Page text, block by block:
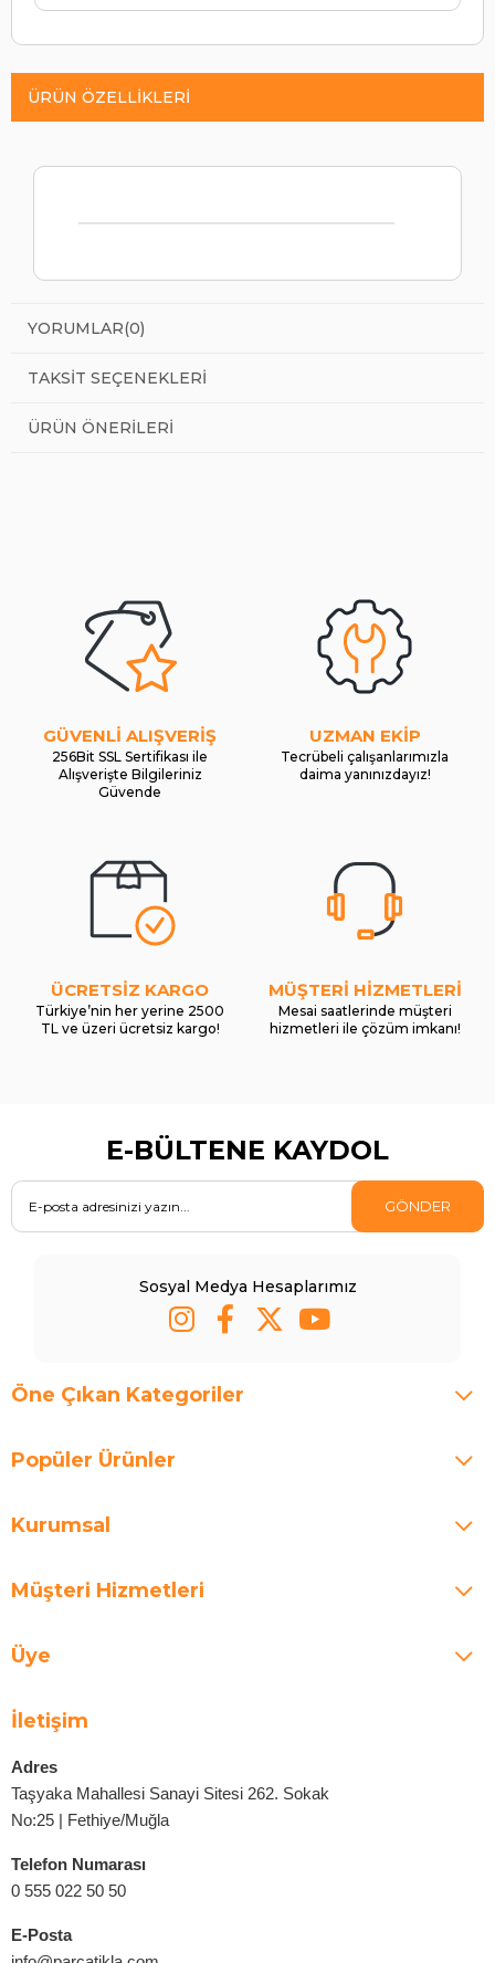
ÜRÜN ÖZELLIKLERI
YORUMLAR(0)
TAKSIT SEÇENEKLERI
ÜRÜN ÖNERILERI
GÜVENLİ ALIŞVERİŞ
256Bit SSL Sertifikası ile
Alışverişte Bilgileriniz
Güvende
UZMAN EKİP
Tecrübeli çalışanlarımızla
daima yanınızdayız!
ÜCRETSİZ KARGO
Türkiye’nin her yerine 2500
TL ve üzeri ücretsiz kargo!
MÜŞTERİ HİZMETLERİ
Mesai saatlerinde müşteri
hizmetleri ile çözüm imkanı!
E-BÜLTENE KAYDOL
GÖNDER
Sosyal Medya Hesaplarımız
Öne Çıkan Kategoriler
Popüler Ürünler
Kurumsal
Müşteri Hizmetleri
Üye
İletişim
Adres
Taşyaka Mahallesi Sanayi Sitesi 262. Sokak
No:25 | Fethiye/Muğla
Telefon Numarası
0 555 022 50 50
E-Posta